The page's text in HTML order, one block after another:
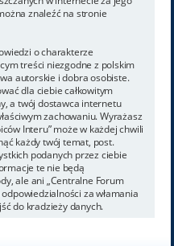
znaleźć na stronie
o charakterze
treści niezgodne z polskim
autorskie i dobra osobiste.
dla ciebie całkowitym
a twój dostawca internetu
zachowaniu. Wyrażasz
Interu” może w każdej chwili
każdy twój temat, post.
podanych przez ciebie
te nie będą
ale ani „Centralne Forum
za włamania
do kradzieży danych.